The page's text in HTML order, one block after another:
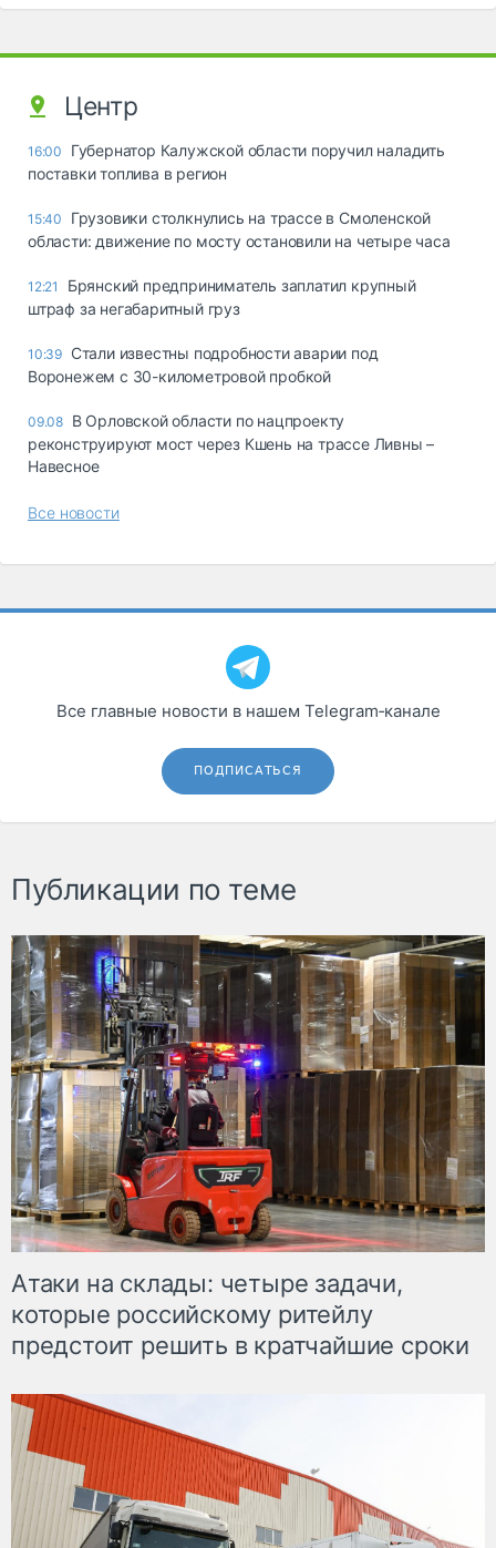
Центр
16:00
Губернатор Калужской области поручил наладить
поставки топлива в регион
15:40
Грузовики столкнулись на трассе в Смоленской
области: движение по мосту остановили на четыре часа
12:21
Брянский предприниматель заплатил крупный
штраф за негабаритный груз
10:39 Стали известны подробности аварии под
Воронежем с 30-километровой пробкой
09.08 В Орловской области по нацпроекту
реконструируют мост через Кшень на трассе Ливны –
Навесное
Все новости
Все главные новости в нашем Telegram‑канале
ПОДПИСАТЬСЯ
Публикации по теме
Атаки на склады: четыре задачи,
которые российскому ритейлу
предстоит решить в кратчайшие сроки